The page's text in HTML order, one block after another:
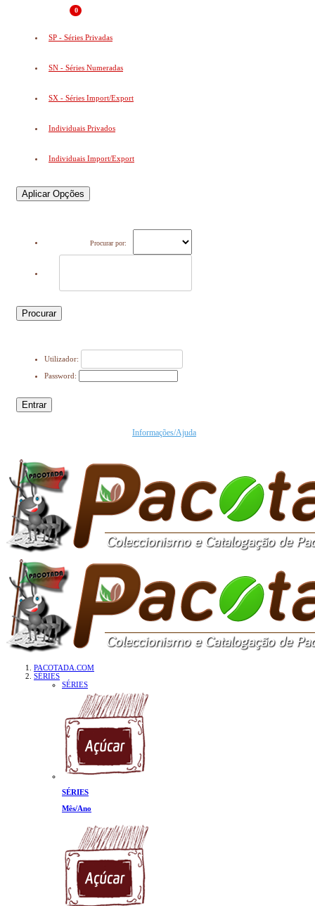
0
SP - Séries Privadas
SN - Séries Numeradas
SX - Séries Import/Export
Individuais Privados
Individuais Import/Export
Aplicar Opções
Procurar por:
Procurar
Utilizador:
Password:
Entrar
Informações/Ajuda
PACOTADA.COM
SÉRIES
SÉRIES
SÉRIES
Mês/Ano